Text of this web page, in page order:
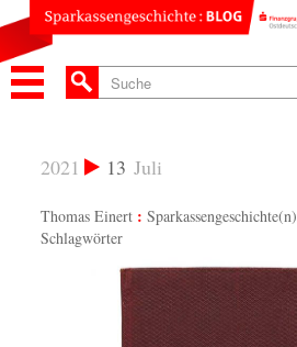
13 Juli
2021
Thomas Einert Sparkassengeschichte(n)
Schlagwörter